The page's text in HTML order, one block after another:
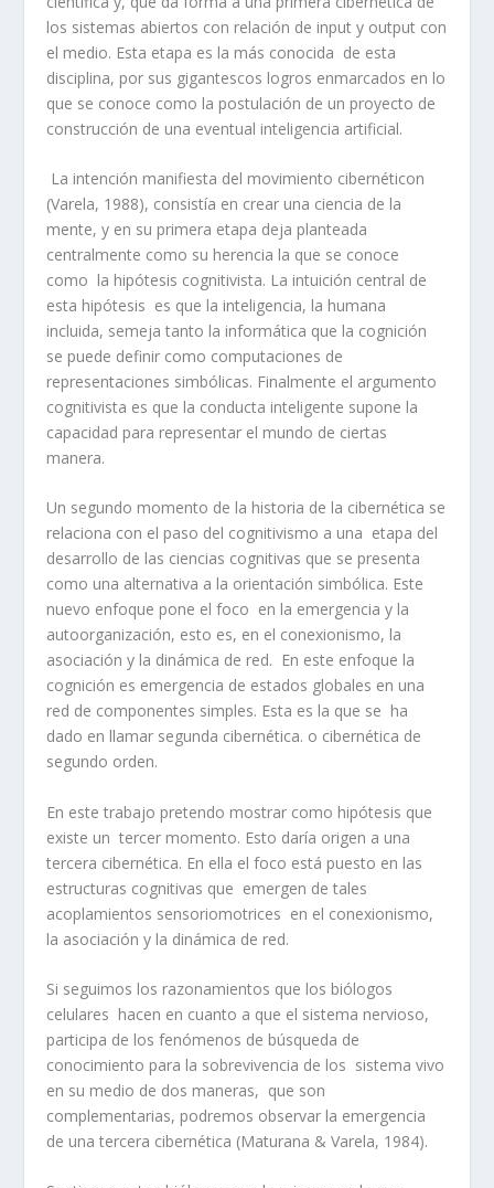
los sistemas abiertos con relación de input y output con
el medio. Esta etapa es la más conocida de esta
disciplina, por sus gigantescos logros enmarcados en lo
que se conoce como la postulación de un proyecto de
construcción de una eventual inteligencia artificial.
La intención manifiesta del movimiento cibernéticon
(Varela, 1988), consistía en crear una ciencia de la
mente, y en su primera etapa deja planteada
centralmente como su herencia la que se conoce
como la hipótesis cognitivista. La intuición central de
esta hipótesis es que la inteligencia, la humana
incluida, semeja tanto la informática que la cognición
se puede definir como computaciones de
representaciones simbólicas. Finalmente el argumento
cognitivista es que la conducta inteligente supone la
capacidad para representar el mundo de ciertas
manera.
Un segundo momento de la historia de la cibernética se
relaciona con el paso del cognitivismo a una etapa del
desarrollo de las ciencias cognitivas que se presenta
como una alternativa a la orientación simbólica. Este
nuevo enfoque pone el foco en la emergencia y la
autoorganización, esto es, en el conexionismo, la
asociación y la dinámica de red. En este enfoque la
cognición es emergencia de estados globales en una
red de componentes simples. Esta es la que se ha
dado en llamar segunda cibernética. o cibernética de
segundo orden.
En este trabajo pretendo mostrar como hipótesis que
existe un tercer momento. Esto daría origen a una
tercera cibernética. En ella el foco está puesto en las
estructuras cognitivas que emergen de tales
acoplamientos sensoriomotrices en el conexionismo,
la asociación y la dinámica de red.
Si seguimos los razonamientos que los biólogos
celulares hacen en cuanto a que el sistema nervioso,
participa de los fenómenos de búsqueda de
conocimiento para la sobrevivencia de los sistema vivo
en su medio de dos maneras, que son
complementarias, podremos observar la emergencia
de una tercera cibernética (Maturana & Varela, 1984).